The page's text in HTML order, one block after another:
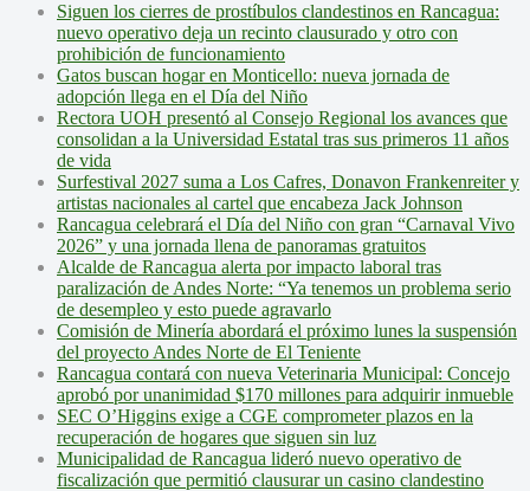
Siguen los cierres de prostíbulos clandestinos en Rancagua:
nuevo operativo deja un recinto clausurado y otro con
prohibición de funcionamiento
Gatos buscan hogar en Monticello: nueva jornada de
adopción llega en el Día del Niño
Rectora UOH presentó al Consejo Regional los avances que
consolidan a la Universidad Estatal tras sus primeros 11 años
de vida
Surfestival 2027 suma a Los Cafres, Donavon Frankenreiter y
artistas nacionales al cartel que encabeza Jack Johnson
Rancagua celebrará el Día del Niño con gran “Carnaval Vivo
2026” y una jornada llena de panoramas gratuitos
Alcalde de Rancagua alerta por impacto laboral tras
paralización de Andes Norte: “Ya tenemos un problema serio
de desempleo y esto puede agravarlo
Comisión de Minería abordará el próximo lunes la suspensión
del proyecto Andes Norte de El Teniente
Rancagua contará con nueva Veterinaria Municipal: Concejo
aprobó por unanimidad $170 millones para adquirir inmueble
SEC O’Higgins exige a CGE comprometer plazos en la
recuperación de hogares que siguen sin luz
Municipalidad de Rancagua lideró nuevo operativo de
fiscalización que permitió clausurar un casino clandestino